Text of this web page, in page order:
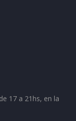
17 a 21hs, en la